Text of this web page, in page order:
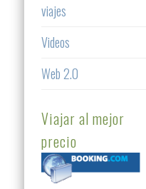
viajes
Videos
Web 2.0
Viajar al mejor
precio